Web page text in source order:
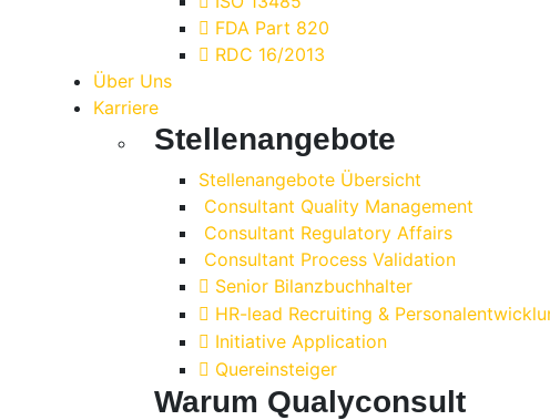
FDA Part 820
RDC 16/2013
Über Uns
Karriere
Stellenangebote
Stellenangebote Übersicht
Consultant Quality Management
Consultant Regulatory Affairs
Consultant Process Validation
Senior Bilanzbuchhalter
HR-lead Recruiting &
Initiative Application
Quereinsteiger
Warum Qualyconsult